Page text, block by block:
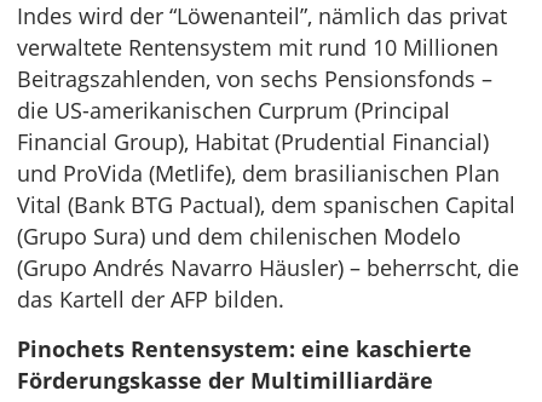
Indes wird der “Löwenanteil”, nämlich das privat
verwaltete Rentensystem mit rund 10 Millionen
Beitragszahlenden, von sechs Pensionsfonds –
die US-amerikanischen Curprum (Principal
Financial Group), Habitat (Prudential Financial)
und ProVida (Metlife), dem brasilianischen Plan
Vital (Bank BTG Pactual), dem spanischen Capital
(Grupo Sura) und dem chilenischen Modelo
(Grupo Andrés Navarro Häusler) – beherrscht, die
das Kartell der AFP bilden.
Pinochets Rentensystem: eine kaschierte
Förderungskasse der Multimilliardäre